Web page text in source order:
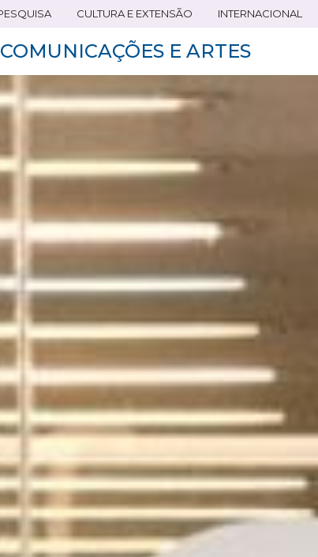
CULTURA E EXTENSÃO INTERNACIONAL
E ARTES